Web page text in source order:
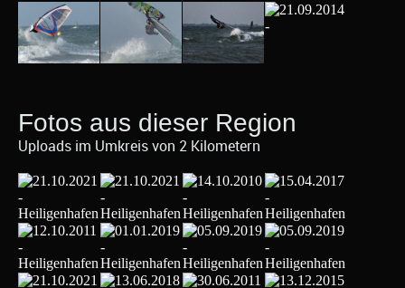
Fotos aus dieser Region
Uploads im Umkreis von 2 Kilometern